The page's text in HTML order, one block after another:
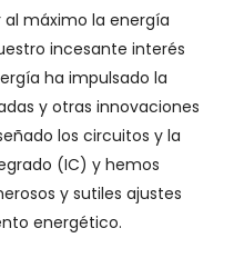
máximo la energía
incesante interés
ha impulsado la
y otras innovaciones
los circuitos y la
(IC) y hemos
y sutiles ajustes
energético.